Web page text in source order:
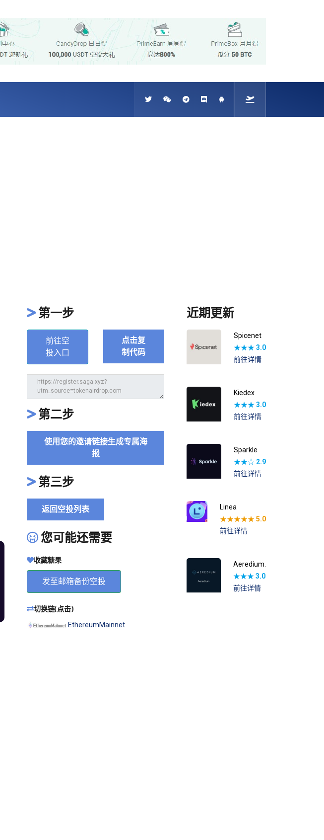
第一步
前往空
投入口
点击复
制代码
第二步
使用您的邀请链接生成专属海
报
第三步
返回空投列表
您可能还需要
收藏糖果
发至邮箱备份空投
切换链(点击)
EthereumMainnet
近期更新
Spicenet
★★★3.0
前往详情
Kiedex
★★★3.0
前往详情
Sparkle
★★☆ 2.9
前往详情
Linea
★★★★★5.0
前往详情
Aeredium.
★★★3.0
前往详情